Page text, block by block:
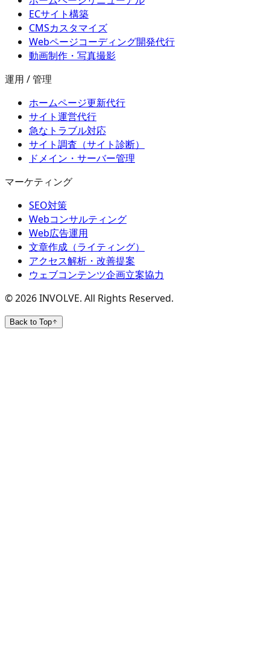
ECサイト構築
CMSカスタマイズ
Webページコーディング開発代行
動画制作・写真撮影
運用 / 管理
ホームページ更新代行
サイト運営代行
急なトラブル対応
サイト調査（サイト診断）
ドメイン・サーバー管理
マーケティング
SEO対策
Webコンサルティング
Web広告運用
文章作成（ライティング）
アクセス解析・改善提案
ウェブコンテンツ企画立案協力
©2026INVOLVE. All Rights Reserved.
Back to Top